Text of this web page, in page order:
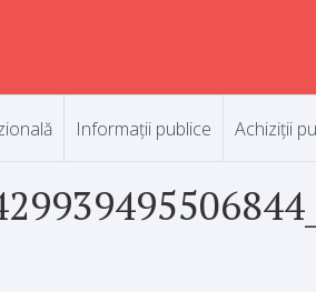
Informații publice Achiziții